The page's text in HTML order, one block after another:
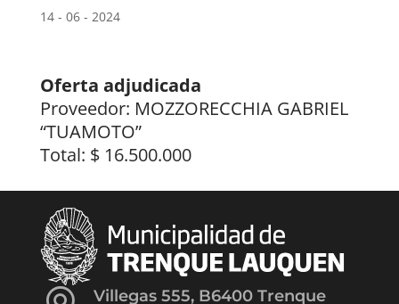
14 - 06 - 2024
Oferta adjudicada
Proveedor: MOZZORECCHIA GABRIEL
“TUAMOTO”
Total: $ 16.500.000
Villegas 555, B6400 Trenque